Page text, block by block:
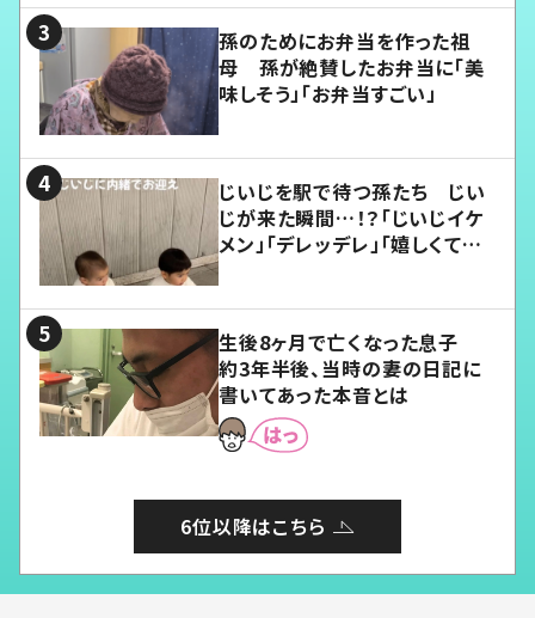
孫のためにお弁当を作った祖
母 孫が絶賛したお弁当に「美
味しそう」「お弁当すごい」
じいじを駅で待つ孫たち じい
じが来た瞬間…！？「じいじイケ
メン」「デレッデレ」「嬉しくて可
生後8ヶ月で亡くなった息子
約3年半後、当時の妻の日記に
書いてあった本音とは
6位以降はこちら